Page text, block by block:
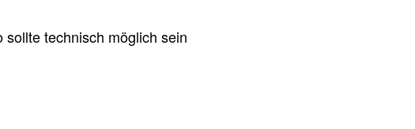
technisch möglich sein